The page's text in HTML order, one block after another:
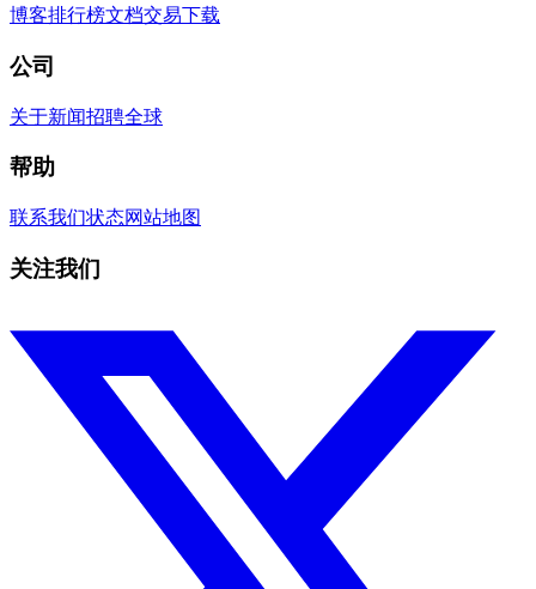
博客排行榜文档交易下载
公司
关于新闻招聘全球
帮助
联系我们状态网站地图
关注我们